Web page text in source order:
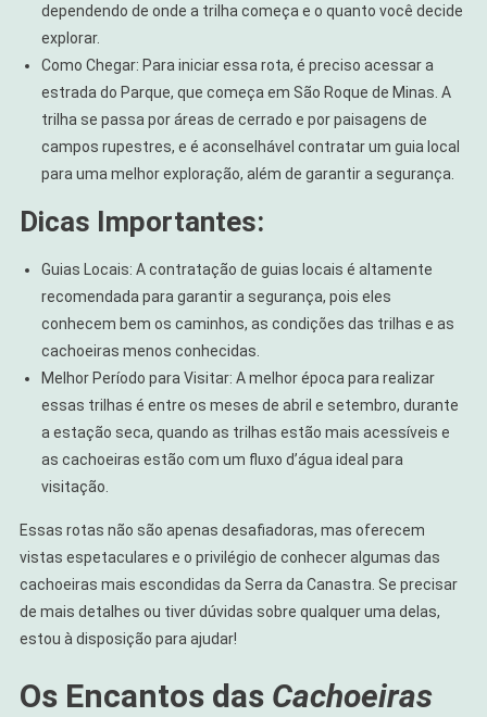
dependendo de onde a trilha começa e o quanto você decide
explorar.
Como Chegar: Para iniciar essa rota, é preciso acessar a
estrada do Parque, que começa em São Roque de Minas. A
trilha se passa por áreas de cerrado e por paisagens de
campos rupestres, e é aconselhável contratar um guia local
para uma melhor exploração, além de garantir a segurança.
Dicas Importantes:
Guias Locais: A contratação de guias locais é altamente
recomendada para garantir a segurança, pois eles
conhecem bem os caminhos, as condições das trilhas e as
cachoeiras menos conhecidas.
Melhor Período para Visitar: A melhor época para realizar
essas trilhas é entre os meses de abril e setembro, durante
a estação seca, quando as trilhas estão mais acessíveis e
as cachoeiras estão com um fluxo d’água ideal para
visitação.
Essas rotas não são apenas desafiadoras, mas oferecem
vistas espetaculares e o privilégio de conhecer algumas das
cachoeiras mais escondidas da Serra da Canastra. Se precisar
de mais detalhes ou tiver dúvidas sobre qualquer uma delas,
estou à disposição para ajudar!
Os Encantos das Cachoeiras